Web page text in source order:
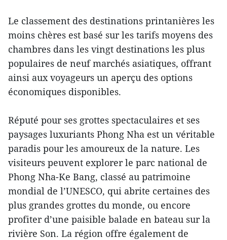
Le classement des destinations printanières les
moins chères est basé sur les tarifs moyens des
chambres dans les vingt destinations les plus
populaires de neuf marchés asiatiques, offrant
ainsi aux voyageurs un aperçu des options
économiques disponibles.
Réputé pour ses grottes spectaculaires et ses
paysages luxuriants Phong Nha est un véritable
paradis pour les amoureux de la nature. Les
visiteurs peuvent explorer le parc national de
Phong Nha-Ke Bang, classé au patrimoine
mondial de l’UNESCO, qui abrite certaines des
plus grandes grottes du monde, ou encore
profiter d’une paisible balade en bateau sur la
rivière Son. La région offre également de